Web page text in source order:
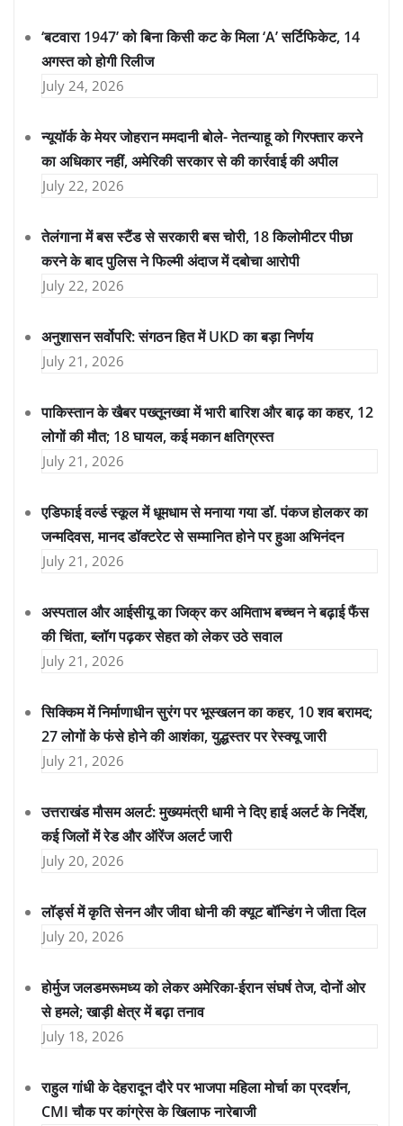
‘बटवारा 1947’ को बिना किसी कट के मिला ‘A’ सर्टिफिकेट, 14
अगस्त को होगी रिलीज
July 24, 2026
न्यूयॉर्क के मेयर जोहरान ममदानी बोले- नेतन्याहू को गिरफ्तार करने
का अधिकार नहीं, अमेरिकी सरकार से की कार्रवाई की अपील
July 22, 2026
तेलंगाना में बस स्टैंड से सरकारी बस चोरी, 18 किलोमीटर पीछा
करने के बाद पुलिस ने फिल्मी अंदाज में दबोचा आरोपी
July 22, 2026
अनुशासन सर्वोपरि: संगठन हित में UKD का बड़ा निर्णय
July 21, 2026
पाकिस्तान के खैबर पख्तूनख्वा में भारी बारिश और बाढ़ का कहर, 12
लोगों की मौत; 18 घायल, कई मकान क्षतिग्रस्त
July 21, 2026
एडिफाई वर्ल्ड स्कूल में धूमधाम से मनाया गया डॉ. पंकज होलकर का
जन्मदिवस, मानद डॉक्टरेट से सम्मानित होने पर हुआ अभिनंदन
July 21, 2026
अस्पताल और आईसीयू का जिक्र कर अमिताभ बच्चन ने बढ़ाई फैंस
की चिंता, ब्लॉग पढ़कर सेहत को लेकर उठे सवाल
July 21, 2026
सिक्किम में निर्माणाधीन सुरंग पर भूस्खलन का कहर, 10 शव बरामद;
27 लोगों के फंसे होने की आशंका, युद्धस्तर पर रेस्क्यू जारी
July 21, 2026
उत्तराखंड मौसम अलर्ट: मुख्यमंत्री धामी ने दिए हाई अलर्ट के निर्देश,
कई जिलों में रेड और ऑरेंज अलर्ट जारी
July 20, 2026
लॉर्ड्स में कृति सेनन और जीवा धोनी की क्यूट बॉन्डिंग ने जीता दिल
July 20, 2026
होर्मुज जलडमरूमध्य को लेकर अमेरिका-ईरान संघर्ष तेज, दोनों ओर
से हमले; खाड़ी क्षेत्र में बढ़ा तनाव
July 18, 2026
राहुल गांधी के देहरादून दौरे पर भाजपा महिला मोर्चा का प्रदर्शन,
CMI चौक पर कांग्रेस के खिलाफ नारेबाजी